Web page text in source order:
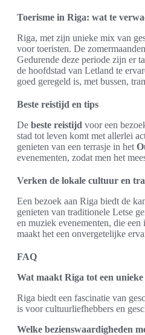
Toerisme in Riga: wat te
Riga, met zijn unieke mix van
voor toeristen. De
Gedurende deze periode zijn er
de hoofdstad van Letland te
goed geregeld is, met bussen,
Beste reistijd en tips
De beste reistijd voor een
stad tot leven komt met allerlei
genieten van een terrasje in het
evenementen, zodat men het
Verken de lokale cultuur en
Een bezoek aan Riga biedt de
genieten van traditionele Letse
en muziek evenementen, die
maakt het een onvergetelijke
FAQ
Wat maakt Riga tot een
Riga biedt een fascinatie van
is voor cultuurliefhebbers en
Welke bezienswaardigheden